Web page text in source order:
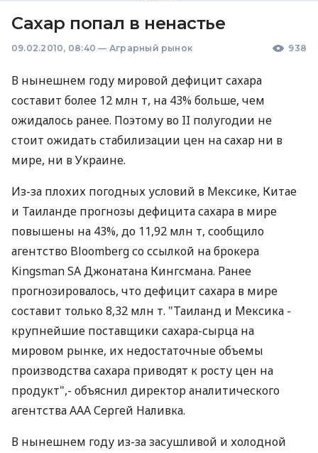
Сахар попал в ненастье
09.02.2010, 08:40 — Аграрный рынок 938
В нынешнем году мировой дефицит сахара
составит более 12 млн т, на 43% больше, чем
ожидалось ранее. Поэтому во II полугодии не
стоит ожидать стабилизации цен на сахар ни в
мире, ни в Украине.
Из-за плохих погодных условий в Мексике, Китае
и Таиланде прогнозы дефицита сахара в мире
повышены на 43%, до 11,92 млн т, сообщило
агентство Bloomberg со ссылкой на брокера
Kingsman SA Джонатана Кингсмана. Ранее
прогнозировалось, что дефицит сахара в мире
составит только 8,32 млн т. "Таиланд и Мексика -
крупнейшие поставщики сахара-сырца на
мировом рынке, их недостаточные объемы
производства сахара приводят к росту цен на
продукт",- объяснил директор аналитического
агентства ААА Сергей Наливка.
В нынешнем году из-за засушливой и холодной